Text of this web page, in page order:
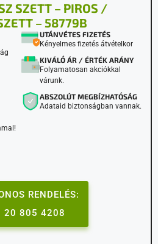
SZETT – PIROS /
– 58779B
UTÁNVÉTES FIZETÉS
Kényelmes fizetés átvételkor
KIVÁLÓ ÁR / ÉRTÉK ARÁNY
Folyamatosan akciókkal
várunk.
ABSZOLÚT MEGBÍZHATÓSÁG
Adataid biztonságban vannak.
RENDELÉS:
20 805 4208